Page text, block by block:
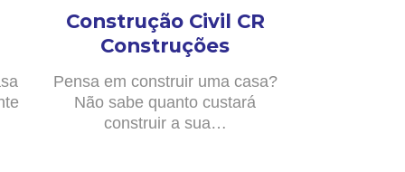
Construção Civil CR
Construções
Pensa em construir uma casa?
Não sabe quanto custará
construir a sua…